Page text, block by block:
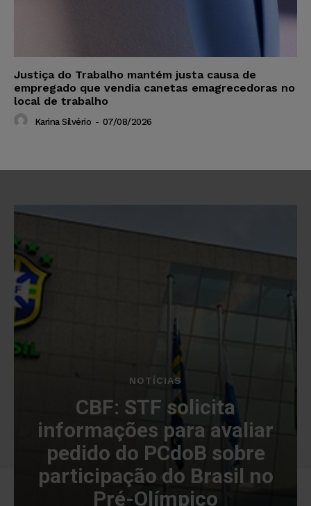
Justiça do Trabalho mantém justa causa de
empregado que vendia canetas emagrecedoras no
local de trabalho
Karina Silvério - 07/08/2026